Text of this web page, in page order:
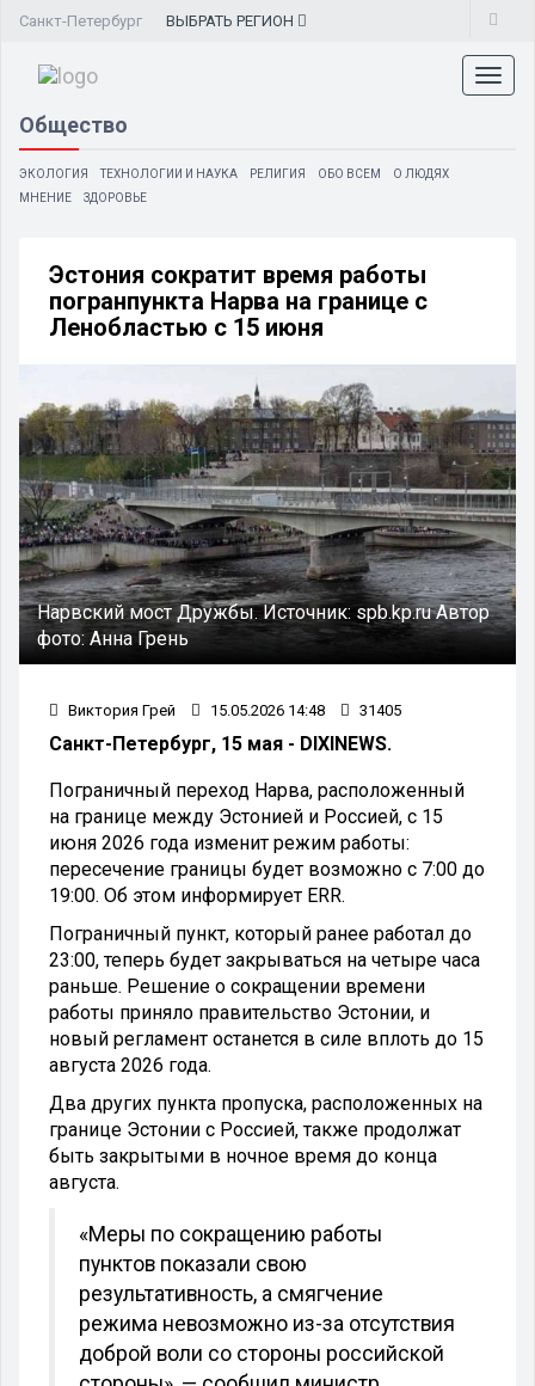
Санкт-Петербург ВЫБРАТЬ РЕГИОН
Общество
ЭКОЛОГИЯ ТЕХНОЛОГИИ И НАУКА РЕЛИГИЯ ОБО ВСЕМ
О ЛЮДЯХ
МНЕНИЕ
ЗДОРОВЬЕ
Эстония сократит время работы
погранпункта Нарва на границе с
Ленобластью с 15 июня
Нарвский мост Дружбы.Источник:spb.kp.ruАвтор
фото: Анна Грень
Виктория Грей 15.05.2026 14:48 31405
Санкт-Петербург, 15 мая - DIXINEWS.
Пограничный переход Нарва, расположенный
на границе между Эстонией и Россией, с 15
июня 2026 года изменит режим работы:
пересечение границы будет возможно с 7:00 до
19:00. Об этом информирует ERR.
Пограничный пункт, который ранее работал до
23:00, теперь будет закрываться на четыре часа
раньше. Решение о сокращении времени
работы приняло правительство Эстонии, и
новый регламент останется в силе вплоть до 15
августа 2026 года.
Два других пункта пропуска, расположенных на
границе Эстонии с Россией, также продолжат
быть закрытыми в ночное время до конца
августа.
«Меры по сокращению работы
пунктов показали свою
результативность, а смягчение
режима невозможно из-за отсутствия
доброй воли со стороны российской